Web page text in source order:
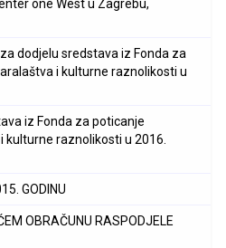
one West u Zagrebu,
za dodjelu sredstava iz Fonda za
i kulturne raznolikosti u
iz Fonda za poticanje
raznolikosti u 2016.
GODINU
OBRAČUNU RASPODJELE